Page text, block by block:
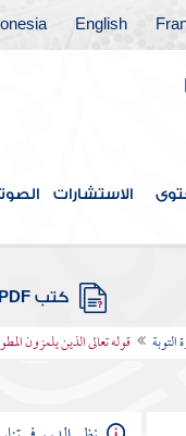
English
الاستشارات
كتب PDF
قوله تعالى الذين يلمزون